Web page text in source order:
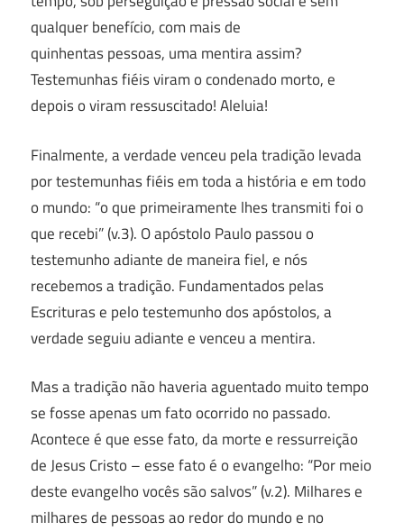
qualquer benefício, com mais de
quinhentas pessoas, uma mentira assim?
Testemunhas fiéis viram o condenado morto, e
depois o viram ressuscitado! Aleluia!
Finalmente, a verdade venceu pela tradição levada
por testemunhas fiéis em toda a história e em todo
o mundo: “o que primeiramente lhes transmiti foi o
que recebi” (v.3). O apóstolo Paulo passou o
testemunho adiante de maneira fiel, e nós
recebemos a tradição. Fundamentados pelas
Escrituras e pelo testemunho dos apóstolos, a
verdade seguiu adiante e venceu a mentira.
Mas a tradição não haveria aguentado muito tempo
se fosse apenas um fato ocorrido no passado.
Acontece é que esse fato, da morte e ressurreição
de Jesus Cristo – esse fato é o evangelho: “Por meio
deste evangelho vocês são salvos” (v.2). Milhares e
milhares de pessoas ao redor do mundo e no